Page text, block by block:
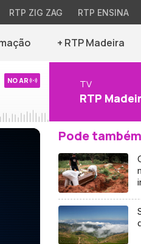
RTP ZIG ZAG RTP ENSINA
+ RTP Madeira
NO AR TV
RTP
Pode